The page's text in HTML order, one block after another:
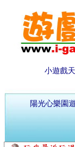
小遊戲
陽光心樂園